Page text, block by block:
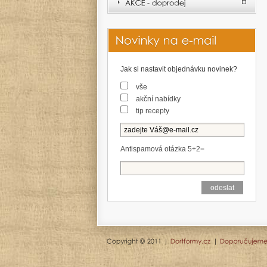
Jak si nastavit objednávku novinek?
vše
akční nabídky
tip recepty
Antispamová otázka 5+2=